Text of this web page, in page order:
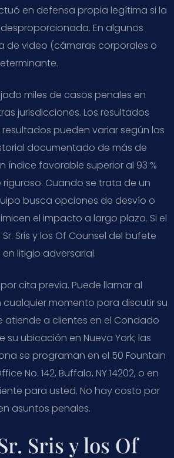
en defensa propia legítima si la
En algunos
de video (cámaras corporales o
miles de casos penales en
jurisdicciones. Los resultados
resultados pueden variar según los
documentado de más de
índice favorable superior al 93 %
Cuando se trata de un
busca opciones de desvío o
el impacto a largo plazo. Si el
Sris y los Of Counsel del bufete
litigio adversarial.
cita previa. Puede llamar al
cualquier momento para discutir su
atiende a clientes en el Condado
su ubicación en Nueva York; las
se programan en el 50 Fountain
No. 142, Buffalo, NY 14202, o en
para usted. No hay costo por
asuntos penales.
Sris y los Of